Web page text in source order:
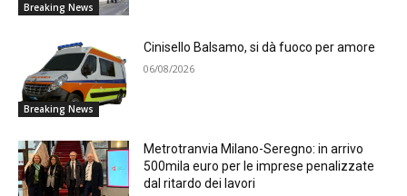
Breaking News
Breaking News
Cinisello Balsamo, si dà fuoco per amore
06/08/2026
Metrotranvia Milano-Seregno: in arrivo
500mila euro per le imprese penalizzate
dal ritardo dei lavori